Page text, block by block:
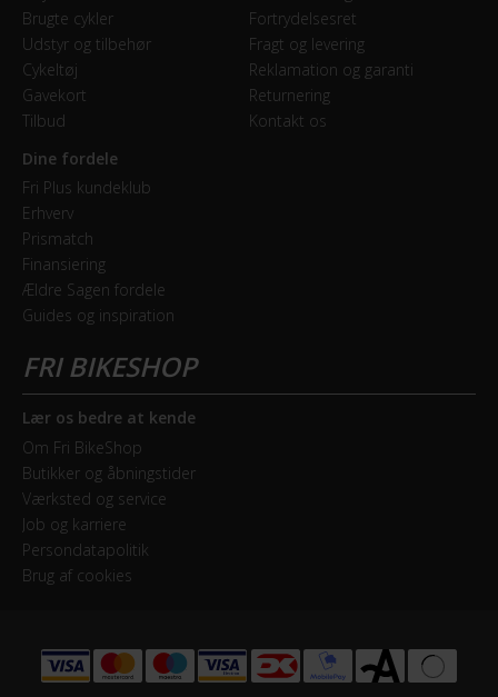
Brugte cykler
Udstyr og tilbehør
Cykeltøj
Gavekort
Tilbud
Fortrydelsesret
Fragt og levering
Reklamation og garanti
Returnering
Kontakt os
Dine fordele
Fri Plus kundeklub
Erhverv
Prismatch
Finansiering
Ældre Sagen fordele
Guides og inspiration
Lær os bedre at kende
Om Fri BikeShop
Butikker og åbningstider
Værksted og service
Job og karriere
Persondatapolitik
Brug af cookies